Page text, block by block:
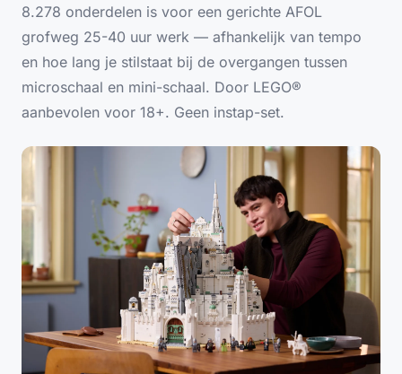
8.278 onderdelen is voor een gerichte AFOL
grofweg 25-40 uur werk — afhankelijk van tempo
en hoe lang je stilstaat bij de overgangen tussen
microschaal en mini-schaal. Door LEGO®
aanbevolen voor 18+. Geen instap-set.